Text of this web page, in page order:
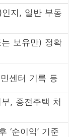
지, 일반 부동
는 보유만) 정확
센터 기록 등
, 종전주택 처
‘순이익’ 기준